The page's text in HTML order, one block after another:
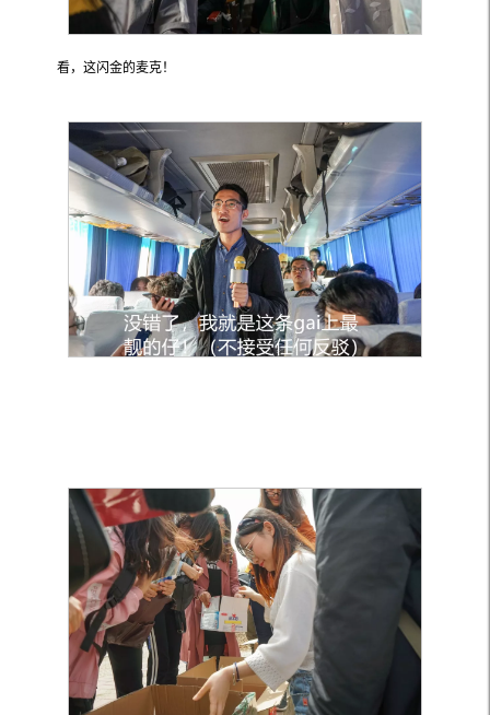
看，这闪金的麦克！